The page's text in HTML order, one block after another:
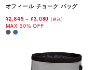
オフィール チョーク バッグ
¥2,849~ ¥3,080(税込)
MAX 30% OFF